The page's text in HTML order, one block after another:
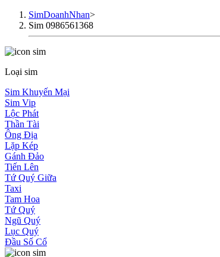
SimDoanhNhan>
Sim 0986561368
Loại sim
Sim Khuyến Mại
Sim Vip
Lộc Phát
Thần Tài
Ông Địa
Lặp Kép
Gánh Đảo
Tiến Lên
Tứ Quý Giữa
Taxi
Tam Hoa
Tứ Quý
Ngũ Quý
Lục Quý
Đầu Số Cổ